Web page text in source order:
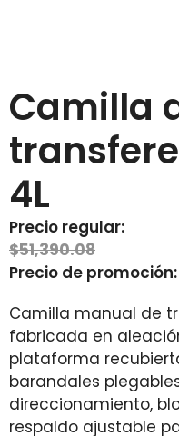
Camilla
4L
Precio regular:
$51,390.08
Precio de promoción:
Camilla manual de
fabricada en
plataforma
barandales
direccionamiento,
respaldo ajustable